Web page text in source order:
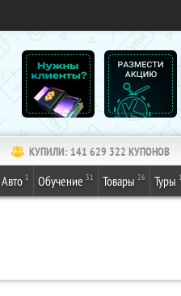
КУПИЛИ: 141 629 324 КУПОНОВ
Авто 1 Обучение 31 Товары 26 Туры